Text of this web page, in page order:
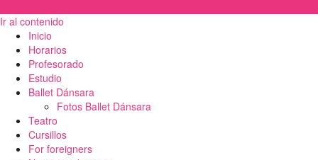
Ir al contenido
Inicio
Horarios
Profesorado
Estudio
Ballet Dánsara
Fotos Ballet Dánsara
Teatro
Cursillos
For foreigners